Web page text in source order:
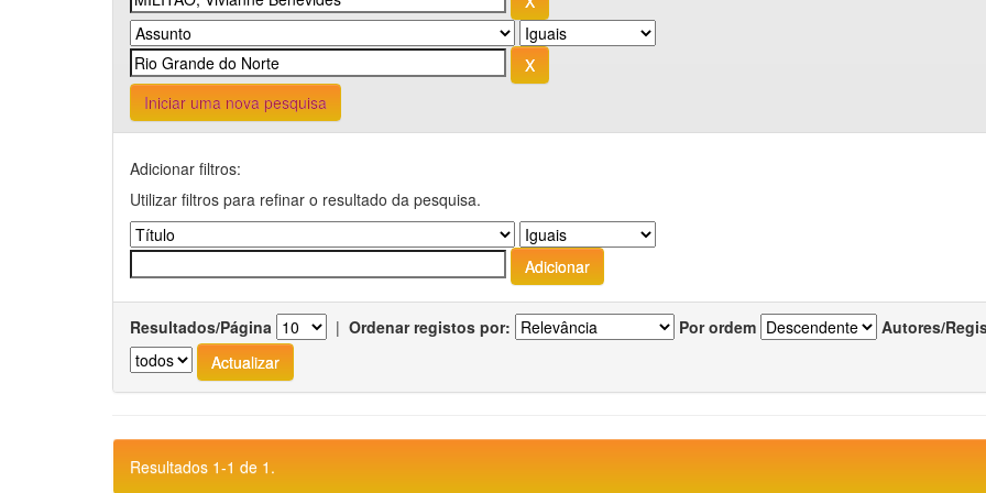
Iniciar uma nova pesquisa
Adicionar filtros:
Utilizar filtros para refinar o resultado da pesquisa.
Resultados/Página | Ordenar registos por: Por ordem Autores/
Resultados 1-1 de 1.